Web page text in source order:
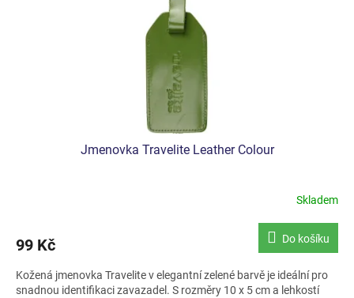
Jmenovka Travelite Leather Colour
Skladem
99 Kč Do košíku
Kožená jmenovka Travelite v elegantní zelené barvě je ideální pro
snadnou identifikaci zavazadel. S rozměry 10 x 5 cm a lehkostí